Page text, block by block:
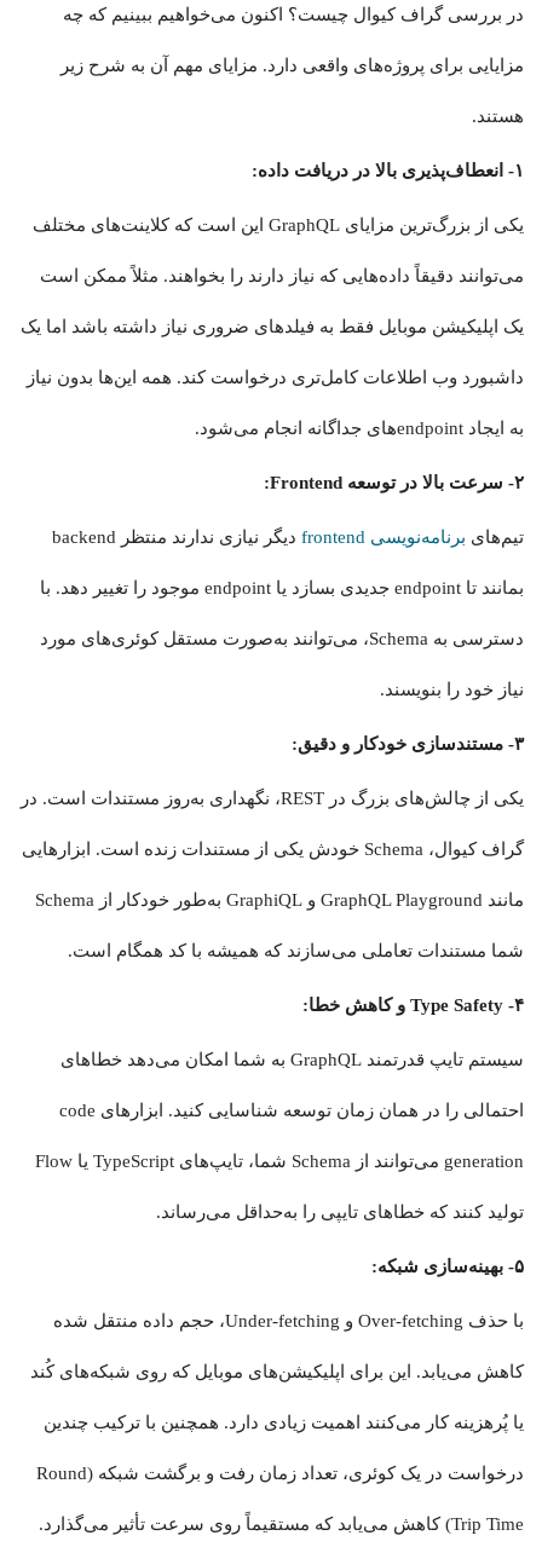
در بررسی گراف کیوال چیست؟ اکنون می‌خواهیم ببینیم که چه
مزایایی برای پروژه‌های واقعی دارد. مزایای مهم آن به شرح زیر
هستند.
۱- انعطاف‌پذیری بالا در دریافت داده:
یکی از بزرگ‌ترین مزایای GraphQL این است که کلاینت‌های مختلف
می‌توانند دقیقاً داده‌هایی که نیاز دارند را بخواهند. مثلاً ممکن است
یک اپلیکیشن موبایل فقط به فیلدهای ضروری نیاز داشته باشد اما یک
داشبورد وب اطلاعات کامل‌تری درخواست کند. همه این‌ها بدون نیاز
به ایجاد endpoint‌های جداگانه انجام می‌شود.
۲- سرعت بالا در توسعه Frontend:
تیم‌های برنامه‌نویسی frontend دیگر نیازی ندارند منتظر backend
بمانند تا endpoint جدیدی بسازد یا endpoint موجود را تغییر دهد. با
دسترسی به Schema، می‌توانند به‌صورت مستقل کوئری‌های مورد
نیاز خود را بنویسند.
۳- مستندسازی خودکار و دقیق:
یکی از چالش‌های بزرگ در REST، نگهداری به‌روز مستندات است. در
گراف کیوال، Schema خودش یکی از مستندات زنده است. ابزارهایی
مانند GraphQL Playground و GraphiQL به‌طور خودکار از Schema
شما مستندات تعاملی می‌سازند که همیشه با کد همگام است.
۴- Type Safety و کاهش خطا:
سیستم تایپ قدرتمند GraphQL به شما امکان می‌دهد خطاهای
احتمالی را در همان زمان توسعه شناسایی کنید. ابزارهای code
generation می‌توانند از Schema شما، تایپ‌های TypeScript یا Flow
تولید کنند که خطاهای تایپی را به‌حداقل می‌رساند.
۵- بهینه‌سازی شبکه:
با حذف Over-fetching و Under-fetching، حجم داده منتقل شده
کاهش می‌یابد. این برای اپلیکیشن‌های موبایل که روی شبکه‌های کُند
یا پُرهزینه کار می‌کنند اهمیت زیادی دارد. همچنین با ترکیب چندین
درخواست در یک کوئری، تعداد زمان رفت و برگشت شبکه (Round
Trip Time) کاهش می‌یابد که مستقیماً روی سرعت تأثیر می‌گذارد.